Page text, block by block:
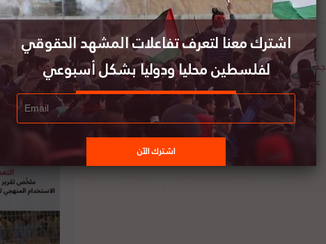
جمهورية كوسوفو توقع اتفاقا مع إسرائيل لإقامة
علاقات دبلوماسية وتعترف بالقدس عاصمة لها
اشترك معنا لتعرف تفاعلات المشهد الحقوقي
لفلسطين محليا ودوليا بشكل أسبوعي